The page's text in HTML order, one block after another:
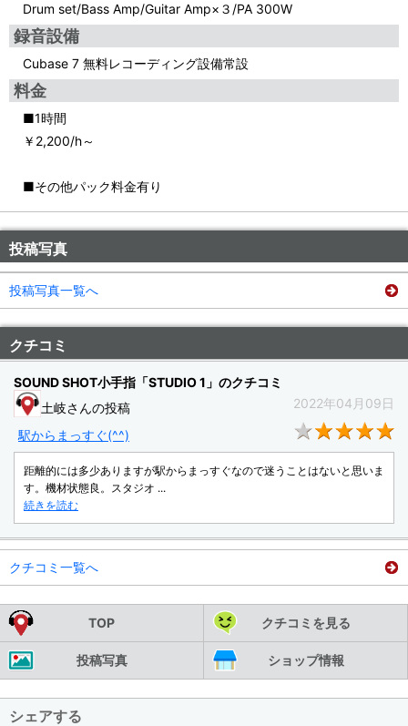
Drum set/Bass Amp/Guitar Amp×３/PA 300W
録音設備
Cubase 7 無料レコーディング設備常設
料金
■1時間
￥2,200/h～
■その他パック料金有り
投稿写真
投稿写真一覧へ
クチコミ
SOUND SHOT小手指「STUDIO 1」のクチコミ
土岐さんの投稿
2022年04月09日
駅からまっすぐ(^^)
距離的には多少ありますが駅からまっすぐなので迷うことはないと思いま
す。機材状態良。スタジオ ...
続きを読む
クチコミ一覧へ
TOP クチコミを見る
投稿写真 ショップ情報
シェアする